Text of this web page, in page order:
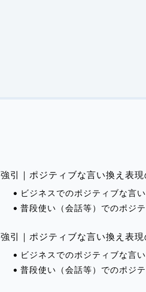
強引｜ポジティブな言い換え表
ビジネスでのポジティブな言
普段使い（会話等）でのポジ
強引｜ポジティブな言い換え表
ビジネスでのポジティブな言い
普段使い（会話等）でのポジ